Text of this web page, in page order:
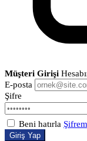
Müşteri Girişi
E-posta
Şifre
Beni hatırla
Giriş Yap